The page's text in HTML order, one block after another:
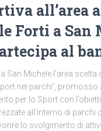
all’area
Forti a San
al
a San Michele l’area
nei parchi’, promosso
per lo Sport con
all’interno di parchi
lo svolgimento di